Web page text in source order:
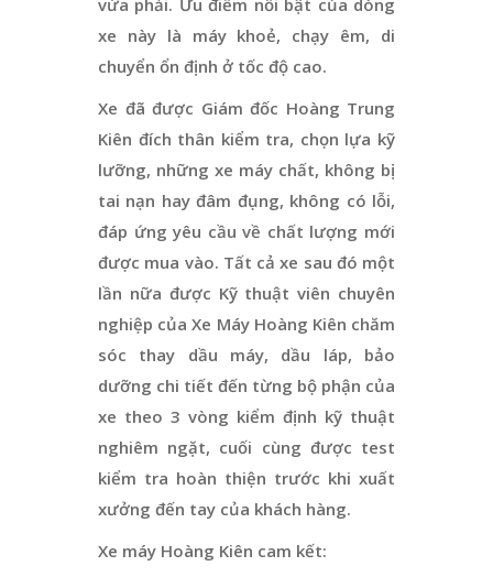
xe này là máy khoẻ, chạy êm, di
chuyển ổn định ở tốc độ cao.
Xe đã được Giám đốc Hoàng Trung
Kiên đích thân kiểm tra, chọn lựa kỹ
lưỡng, những xe máy chất, không bị
tai nạn hay đâm đụng, không có lỗi,
đáp ứng yêu cầu về chất lượng mới
được mua vào. Tất cả xe sau đó một
lần nữa được Kỹ thuật viên chuyên
nghiệp của Xe Máy Hoàng Kiên chăm
sóc thay dầu máy, dầu láp, bảo
dưỡng chi tiết đến từng bộ phận của
xe theo 3 vòng kiểm định kỹ thuật
nghiêm ngặt, cuối cùng được test
kiểm tra hoàn thiện trước khi xuất
xưởng đến tay của khách hàng.
Xe máy Hoàng Kiên cam kết: